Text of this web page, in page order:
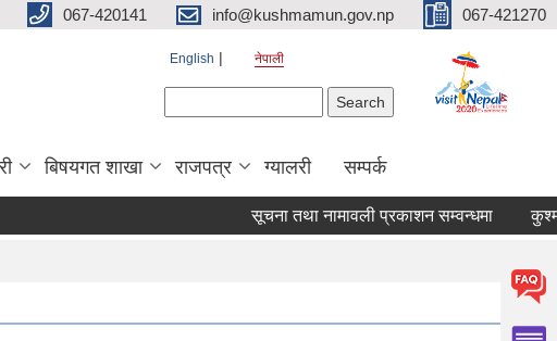
067-420141 info@kushmamun.gov.np 067-421270
English नेपाली
बिषयगत शाखा राजपत्र ग्यालरी सम्पर्क
सूचना तथा नामावली प्रकाशन सम्वन्धमा कुश्मा